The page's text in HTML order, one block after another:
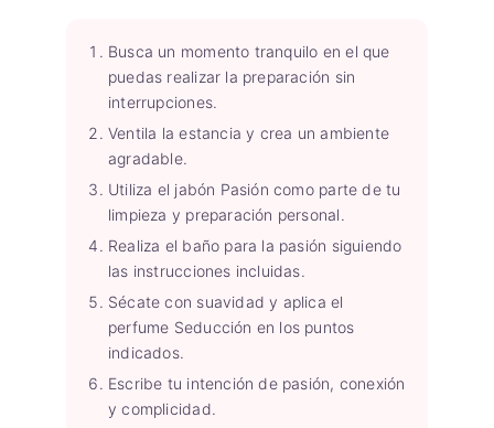
Busca un momento tranquilo en el que
puedas realizar la preparación sin
interrupciones.
Ventila la estancia y crea un ambiente
agradable.
Utiliza el jabón Pasión como parte de tu
limpieza y preparación personal.
Realiza el baño para la pasión siguiendo
las instrucciones incluidas.
Sécate con suavidad y aplica el
perfume Seducción en los puntos
indicados.
Escribe tu intención de pasión, conexión
y complicidad.